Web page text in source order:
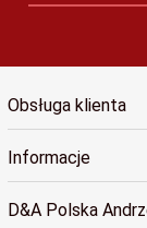
Obsługa klienta
Informacje
D&A Polska